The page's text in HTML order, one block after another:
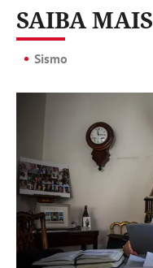
SAIBA MAIS
Sismo